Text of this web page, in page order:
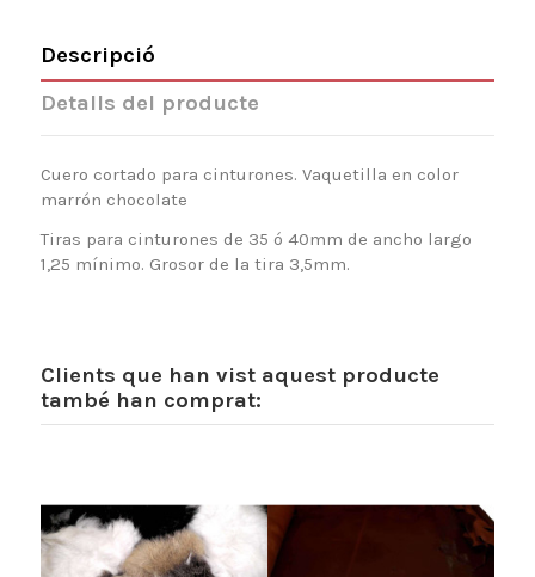
Descripció
Detalls del producte
Cuero cortado para cinturones. Vaquetilla en color
marrón chocolate
Tiras para cinturones de 35 ó 40mm de ancho largo
1,25 mínimo. Grosor de la tira 3,5mm.
Clients que han vist aquest producte
també han comprat: